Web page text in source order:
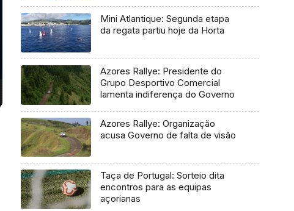
Mini Atlantique: Segunda etapa
da regata partiu hoje da Horta
Azores Rallye: Presidente do
Grupo Desportivo Comercial
lamenta indiferença do Governo
Azores Rallye: Organização
acusa Governo de falta de visão
Taça de Portugal: Sorteio dita
encontros para as equipas
açorianas